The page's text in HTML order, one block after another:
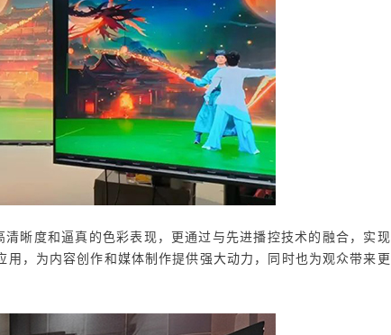
清晰度和逼真的色彩表现 ，更通过与先进播控技术的融合， 实现
，为内容创作和媒体制作提供强大动力，同时也为观众带来更